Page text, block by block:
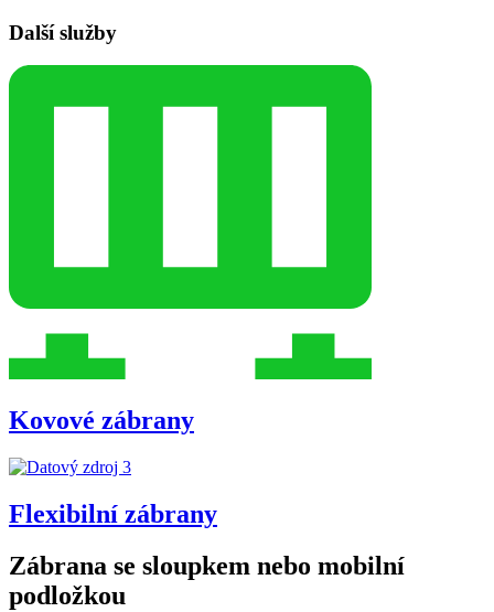
Další služby
Kovové zábrany
Flexibilní zábrany
Zábrana se sloupkem nebo mobilní
podložkou